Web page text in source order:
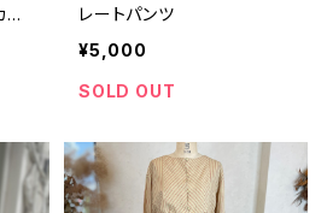
レートパンツ
¥5,000
SOLD OUT